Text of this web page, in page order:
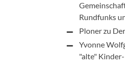
Rundfunks
Plonerzu
Yvonne
"alte"